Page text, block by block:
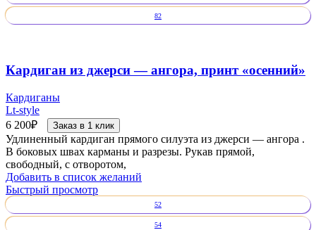
82
Кардиган из джерси — ангора, принт «осенний»
Кардиганы
Lt-style
6 200₽ Заказ в 1 клик
Удлиненный кардиган прямого силуэта из джерси — ангора .
В боковых швах карманы и разрезы. Рукав прямой,
свободный, с отворотом,
Добавить в список желаний
Быстрый просмотр
52
54